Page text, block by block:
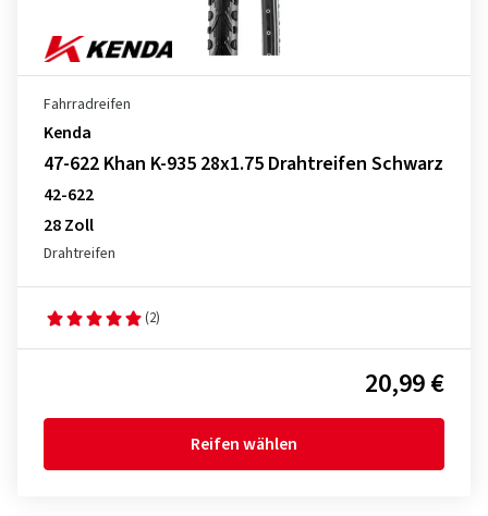
Fahrradreifen
Kenda
47-622 Khan K-935 28x1.75 Drahtreifen Schwarz
42-622
28 Zoll
Drahtreifen
(2)
20,99 €
Reifen wählen